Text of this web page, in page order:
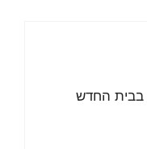
בבית החדש